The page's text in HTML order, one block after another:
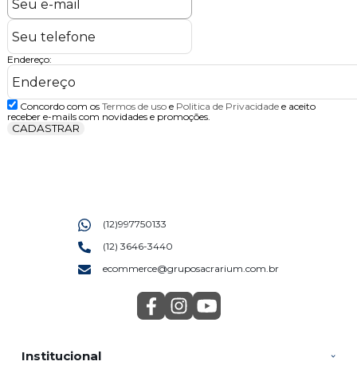
Endereço:
Concordo com os Termos de usoe Politica de Privacidadee aceito
receber e-mails com novidades e promoções.
CADASTRAR
Institucional
(12)997750133
(12) 3646-3440
ecommerce@gruposacrarium.com.br